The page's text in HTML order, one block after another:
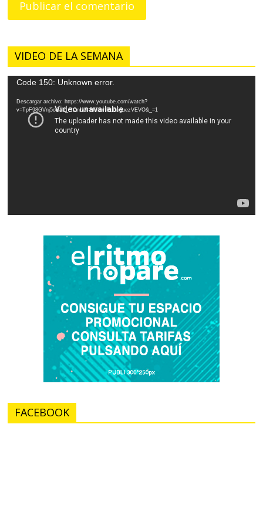
VIDEO DE LA SEMANA
Reproductor
vídeo
Code 150: Unknown error.
Descargar archivo: https://www.youtube.com/watch?
v=TpF98GVnj5o&ab_channel=MiriamRodriguezVEVO&_=1
FACEBOOK